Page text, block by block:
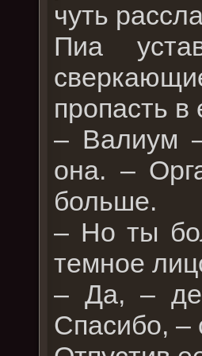
чуть
Пиа
пропасть в
– Валиум
она. –
больше.
– Но ты
темное
– Да, –
Спасибо, –